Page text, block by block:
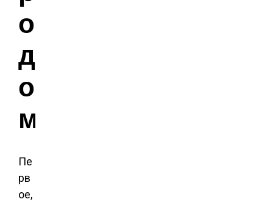
о
д
о
м
Пе
рв
ое,